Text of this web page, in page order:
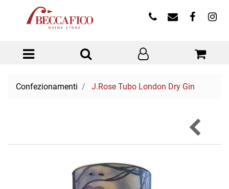
Open menu
Confezionamenti J.Rose Tubo London Dry Gin